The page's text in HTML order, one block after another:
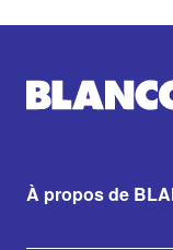
À propos de